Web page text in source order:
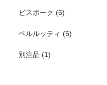
ビスポーク (6)
ベルルッティ (5)
別注品 (1)